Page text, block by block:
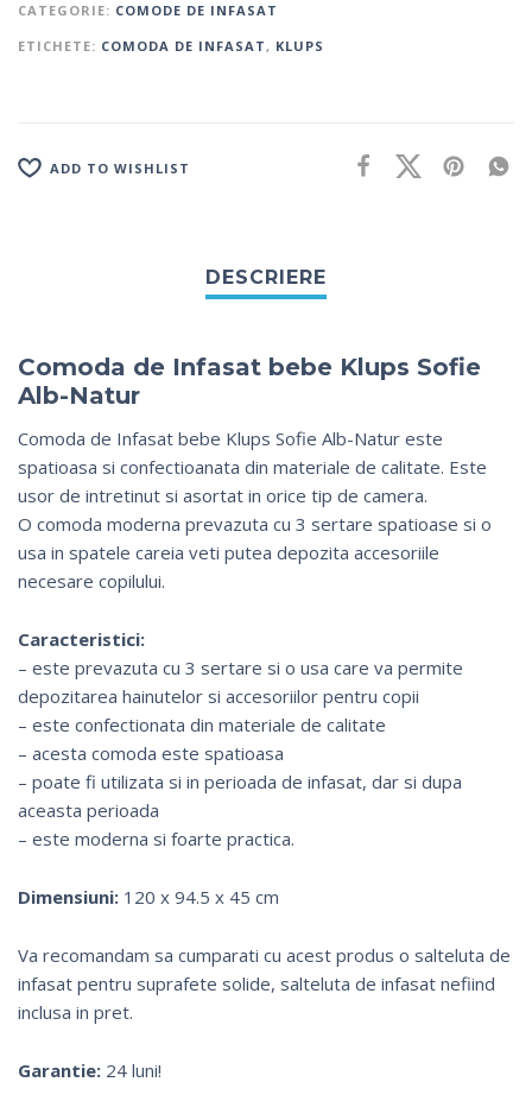
CATEGORIE: COMODE DE INFASAT
ETICHETE: COMODA DE INFASAT, KLUPS
ADD TO WISHLIST
Comoda de Infasat bebe Klups Sofie
Alb-Natur
Comoda de Infasat bebe Klups Sofie Alb-Natur este
spatioasa si confectioanata din materiale de calitate. Este
usor de intretinut si asortat in orice tip de camera.
O comoda moderna prevazuta cu 3 sertare spatioase si o
usa in spatele careia veti putea depozita accesoriile
necesare copilului.
Caracteristici:
– este prevazuta cu 3 sertare si o usa care va permite
depozitarea hainutelor si accesoriilor pentru copii
– este confectionata din materiale de calitate
– acesta comoda este spatioasa
– poate fi utilizata si in perioada de infasat, dar si dupa
aceasta perioada
– este moderna si foarte practica.
Dimensiuni: 120 x 94.5 x 45 cm
Va recomandam sa cumparati cu acest produs o salteluta de
infasat pentru suprafete solide, salteluta de infasat nefiind
inclusa in pret.
Garantie: 24 luni!